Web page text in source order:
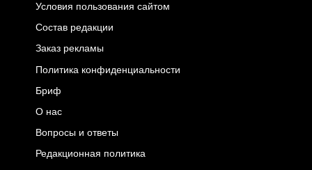
Условия пользования сайтом
Состав редакции
Заказ рекламы
Политика конфиденциальности
Бриф
О нас
Вопросы и ответы
Редакционная политика